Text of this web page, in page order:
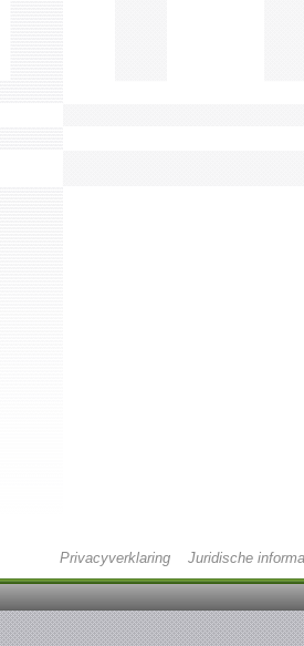
Privacyverklaring Juridische